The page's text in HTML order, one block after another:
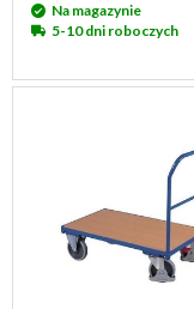
Na magazynie
5-10 dni roboczych